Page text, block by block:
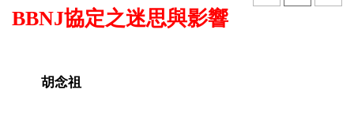
BBNJ協定之迷思與影響
胡念祖